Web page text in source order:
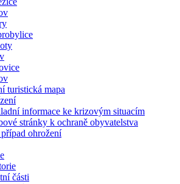
turistická mapa
informace ke krizovým situacím
stránky k ochraně obyvatelstva
ohrožení
části